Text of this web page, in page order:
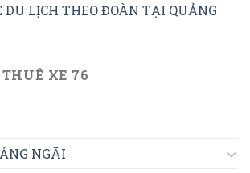
DU LỊCH THEO ĐOÀN TẠI QUẢNG
XE 76
NGÃI